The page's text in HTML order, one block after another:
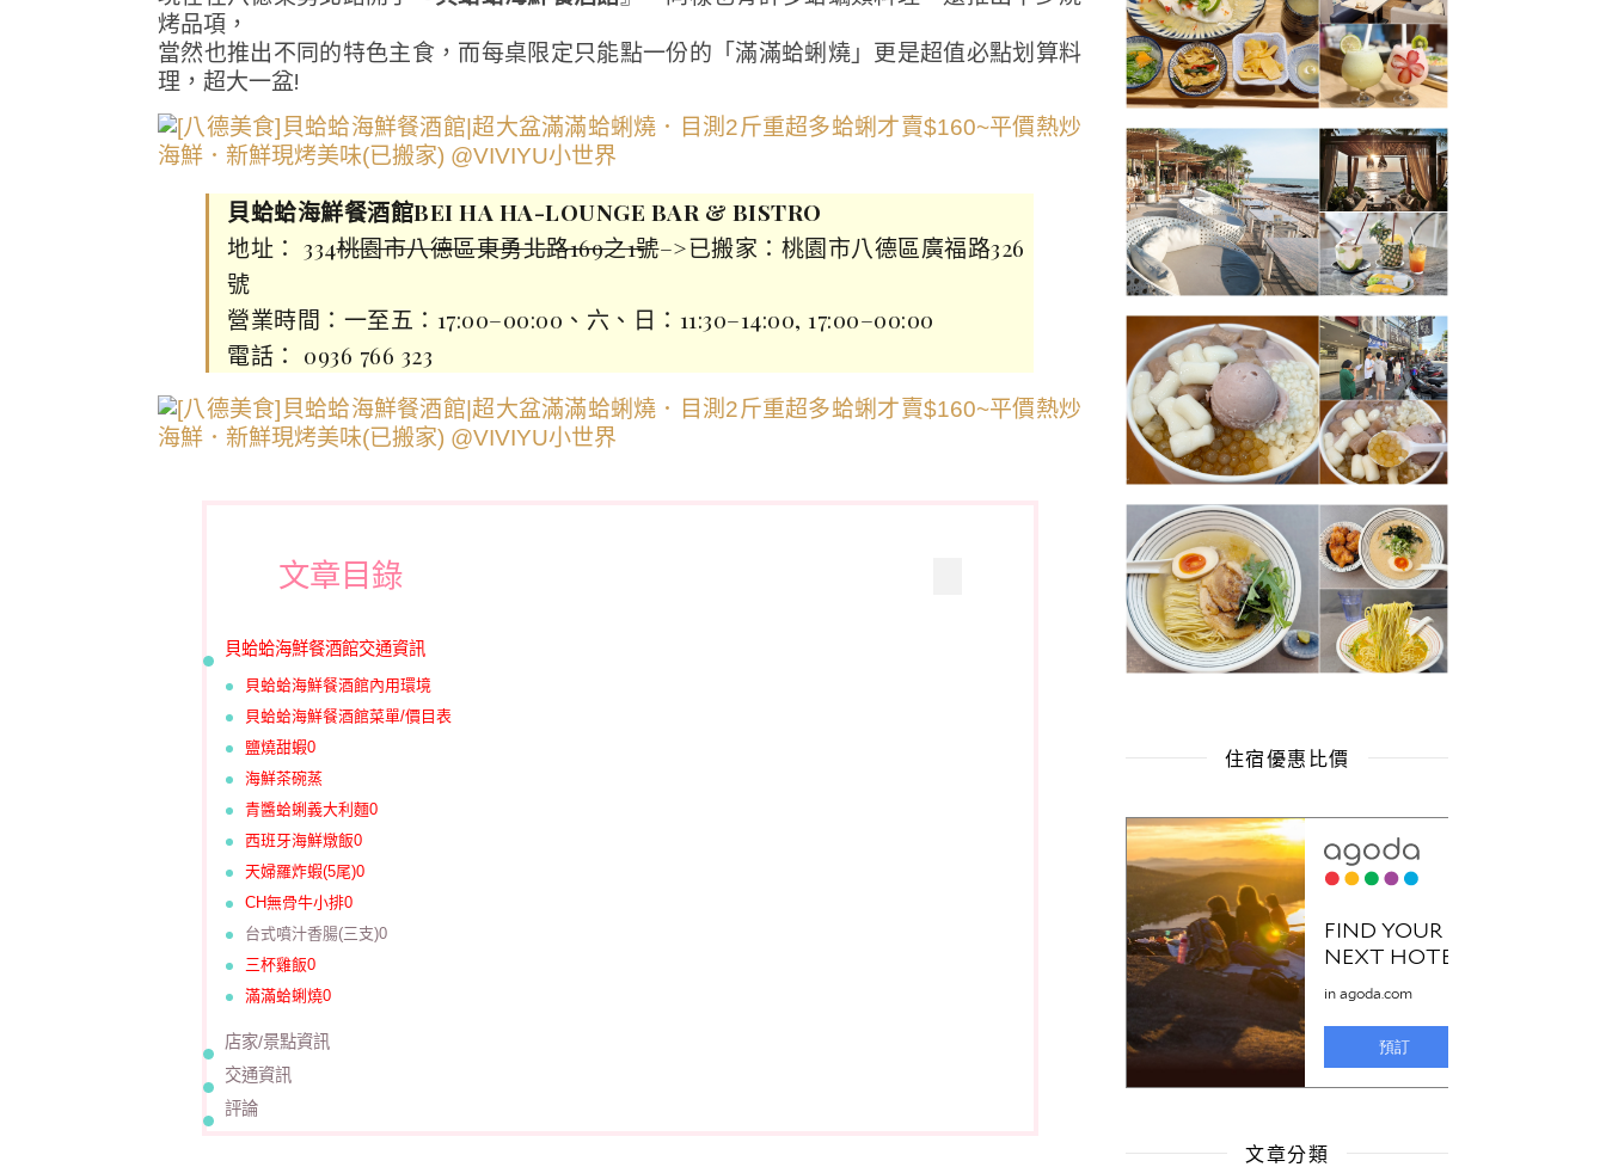
烤品項，
當然也推出不同的特色主食，而每桌限定只能點一份的「滿滿蛤蜊燒」更是超值必點划算料
理，超大一盆!
貝蛤蛤海鮮餐酒館BEI HA HA-LOUNGE BAR & BISTRO
地址： 334桃園市八德區東勇北路169之1號–>已搬家：桃園市八德區廣福路326
號
營業時間：一至五：17:00–00:00、六、日：11:30–14:00, 17:00–00:00
電話： 0936 766 323
文章目錄
貝蛤蛤海鮮餐酒館交通資訊
貝蛤蛤海鮮餐酒館內用環境
貝蛤蛤海鮮餐酒館菜單/價目表
鹽燒甜蝦0
海鮮茶碗蒸
青醬蛤蜊義大利麵0
西班牙海鮮燉飯0
天婦羅炸蝦(5尾)0
CH無骨牛小排0
台式噴汁香腸(三支)0
三杯雞飯0
滿滿蛤蜊燒0
店家/景點資訊
交通資訊
評論
住宿優惠比價
文章分類